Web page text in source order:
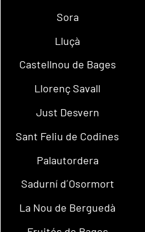
Sora
Lluçà
Castellnou de Bages
Llorenç Savall
Just Desvern
Sant Feliu de Codines
Palautordera
Sadurní d´Osormort
La Nou de Berguedà